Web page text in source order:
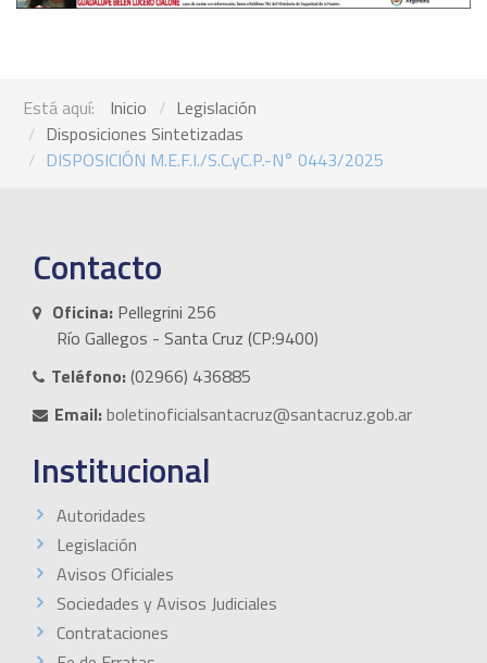
Está aquí: Inicio
Legislación
Disposiciones Sintetizadas
DISPOSICIÓN M.E.F.I./S.C.yC.P.-N° 0443/2025
Contacto
Oficina: Pellegrini 256
Río Gallegos - Santa Cruz (CP:9400)
Teléfono:(02966) 436885
Email:boletinoficialsantacruz@santacruz.gob.ar
Institucional
Autoridades
Legislación
Avisos Oficiales
Sociedades y Avisos Judiciales
Contrataciones